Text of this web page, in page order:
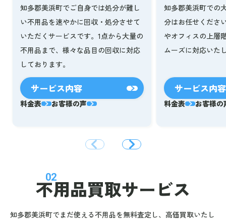
知多郡美浜町でご自身では処分が難し
い不用品を速やかに回収・処分させて
いただくサービスです。1点から大量の
不用品まで、様々な品目の回収に対応
しております。
サービス内容
料金表 お客様の声
知多郡美浜町での
分はお任せくださ
やオフィスの上層
ムーズに対応いた
サービス内容
料金表 お客様の
02
不用品買取サービス
知多郡美浜町でまだ使える不用品を無料査定し、高価買取いたし